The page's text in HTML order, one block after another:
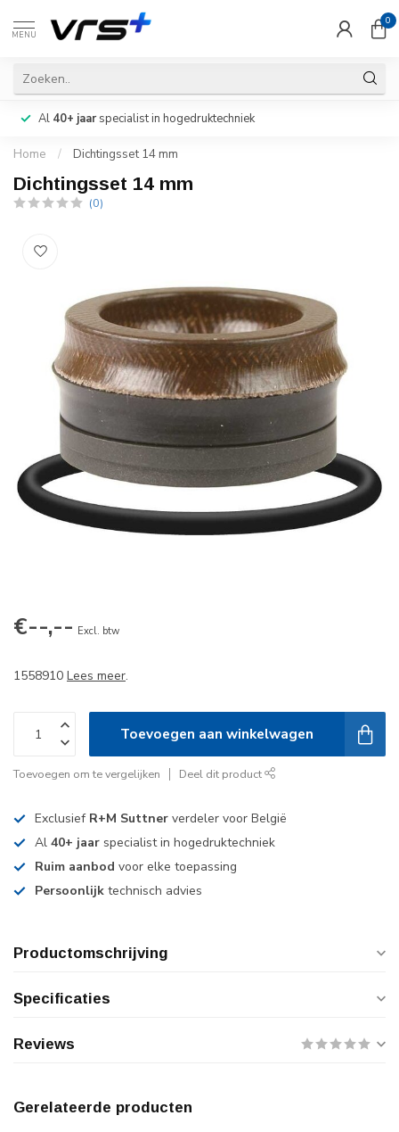
MENU
0
Al 40+ jaarspecialist in hogedruktechniek
Home / Dichtingsset 14 mm
Dichtingsset 14 mm
(0)
€--,-- Excl. btw
1558910 Lees meer.
Toevoegen aan winkelwagen
Toevoegen om te vergelijken Deel dit product
Exclusief R+M Suttner verdeler voor België
Al 40+ jaar specialist in hogedruktechniek
Ruim aanbod voor elke toepassing
Persoonlijk technisch advies
Productomschrijving
Specificaties
Reviews
Gerelateerde producten